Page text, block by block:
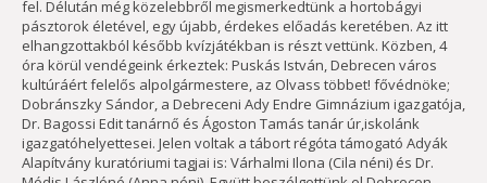
fel. Délután még közelebbről megismerkedtünk a hortobágyi
pásztorok életével, egy újabb, érdekes előadás keretében. Az itt
elhangzottakból később kvízjátékban is részt vettünk. Közben, 4
óra körül vendégeink érkeztek: Puskás István, Debrecen város
kultúráért felelős alpolgármestere, az Olvass többet! fővédnöke;
Dobránszky Sándor, a Debreceni Ady Endre Gimnázium igazgatója,
Dr. Bagossi Edit tanárnő és Ágoston Tamás tanár úr,iskolánk
igazgatóhelyettesei. Jelen voltak a tábort régóta támogató Adyák
Alapítvány kuratóriumi tagjai is: Várhalmi Ilona (Cila néni) és Dr.